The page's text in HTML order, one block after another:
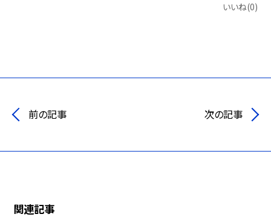
いいね(0)
前の記事 次の記事
関連記事